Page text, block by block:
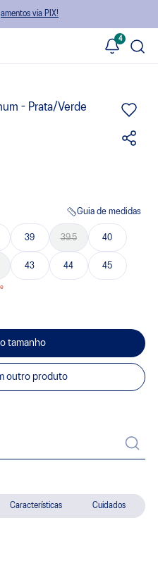
via PIX!
4
Características Cuidados
- Prata/Verde
Guia de medidas
39 39.5 40
43 44 45
tamanho
outro produto